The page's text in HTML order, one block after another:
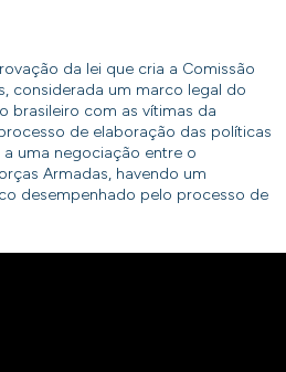
da lei que cria a Comissão
considerada um marco legal do
brasileiro com as vítimas da
de elaboração das políticas
uma negociação entre o
Armadas, havendo um
desempenhado pelo processo de